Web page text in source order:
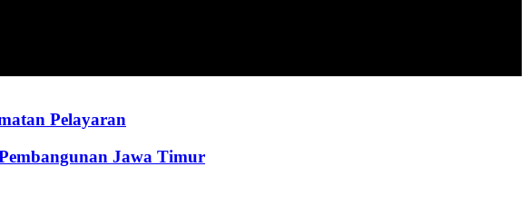
Pelayaran
Jawa Timur